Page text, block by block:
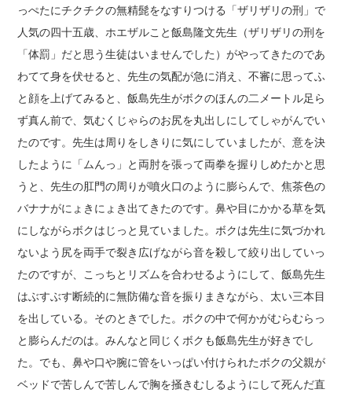
っぺたにチクチクの無精髭をなすりつける「ザリザリの刑」で
人気の四十五歳、ホエザルこと飯島隆文先生（ザリザリの刑を
「体罰」だと思う生徒はいませんでした）がやってきたのであ
わてて身を伏せると、先生の気配が急に消え、不審に思ってふ
と顔を上げてみると、飯島先生がボクのほんの二メートル足ら
ず真ん前で、気むくじゃらのお尻を丸出しにしてしゃがんでい
たのです。先生は周りをしきりに気にしていましたが、意を決
したように「ムんっ」と両肘を張って両拳を握りしめたかと思
うと、先生の肛門の周りが噴火口のように膨らんで、焦茶色の
バナナがにょきにょき出てきたのです。鼻や目にかかる草を気
にしながらボクはじっと見ていました。ボクは先生に気づかれ
ないよう尻を両手で裂き広げながら音を殺して絞り出していっ
たのですが、こっちとリズムを合わせるようにして、飯島先生
はぶすぶす断続的に無防備な音を振りまきながら、太い三本目
を出している。そのときでした。ボクの中で何かがむらむらっ
と膨らんだのは。みんなと同じくボクも飯島先生が好きでし
た。でも、鼻や口や腕に管をいっぱい付けられたボクの父親が
ベッドで苦しんで苦しんで胸を掻きむしるようにして死んだ直